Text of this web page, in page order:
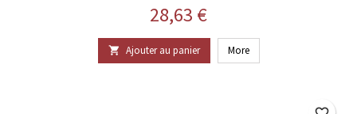
Prix
28,63 €
 Ajouter au panier More